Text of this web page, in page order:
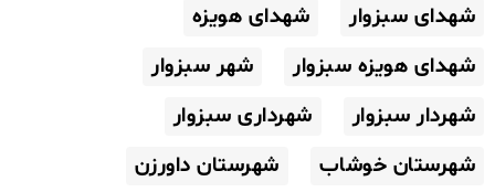
شهدای سبزوار
شهدای هویزه
شهدای هویزه سبزوار
شهر سبزوار
شهردار سبزوار
شهرداری سبزوار
شهرستان خوشاب
شهرستان داورزن